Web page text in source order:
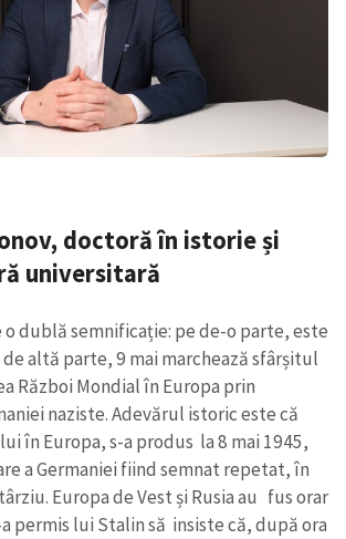
doctoră în istorie și
universitară
o dublă semnificație: pe de-o parte, este
altă parte, 9 mai marchează sfârșitul
Război Mondial în Europa prin
naziste. Adevărul istoric este că
în Europa, s-a produs la 8 mai 1945,
a Germaniei fiind semnat repetat, în
Europa de Vest și Rusia au fus orar
permis lui Stalin să insiste că, după ora